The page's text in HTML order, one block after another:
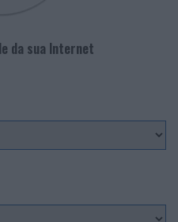
da sua Internet